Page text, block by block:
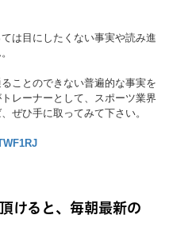
は目にしたくない事実や読み進
ことのできない普遍的な事実を
レーナーとして、スポーツ業界
ぜひ手に取ってみて下さい。
けると、毎朝最新の